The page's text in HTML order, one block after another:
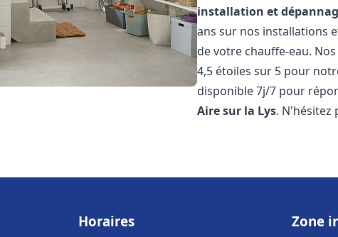
installation et
ans sur nos installations
de votre chauffe-eau.
4,5 étoiles sur 5 pour
disponible 7j/7 pour
Aire sur la Lys. N'hésitez
Horaires Zone